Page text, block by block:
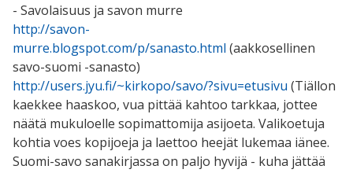
- Savolaisuus ja savon murre
http://savon-
murre.blogspot.com/p/sanasto.html (aakkosellinen
savo-suomi -sanasto)
http://users.jyu.fi/~kirkopo/savo/?sivu=etusivu (Tiällon
kaekkee haaskoo, vua pittää kahtoo tarkkaa, jottee
näätä mukuloelle sopimattomija asijoeta. Valikoetuja
kohtia voes kopijoeja ja laettoo heejät lukemaa iänee.
Suomi-savo sanakirjassa on paljo hyvijä - kuha jättää